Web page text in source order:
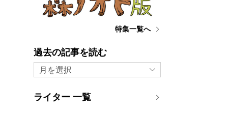
特集一覧へ
過去の記事を読む
月を選択
ライター 一覧